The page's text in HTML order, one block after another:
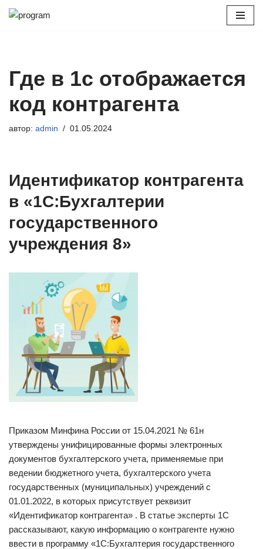
Где в 1с отображается
код контрагента
автор: admin 01.05.2024
Идентификатор контрагента
в «1С:Бухгалтерии
государственного
учреждения 8»
Приказом Минфина России от 15.04.2021 № 61н
утверждены унифицированные формы электронных
документов бухгалтерского учета, применяемые при
ведении бюджетного учета, бухгалтерского учета
государственных (муниципальных) учреждений с
01.01.2022, в которых присутствует реквизит
«Идентификатор контрагента» . В статье эксперты 1С
рассказывают, какую информацию о контрагенте нужно
ввести в программу «1С:Бухгалтерия государственного